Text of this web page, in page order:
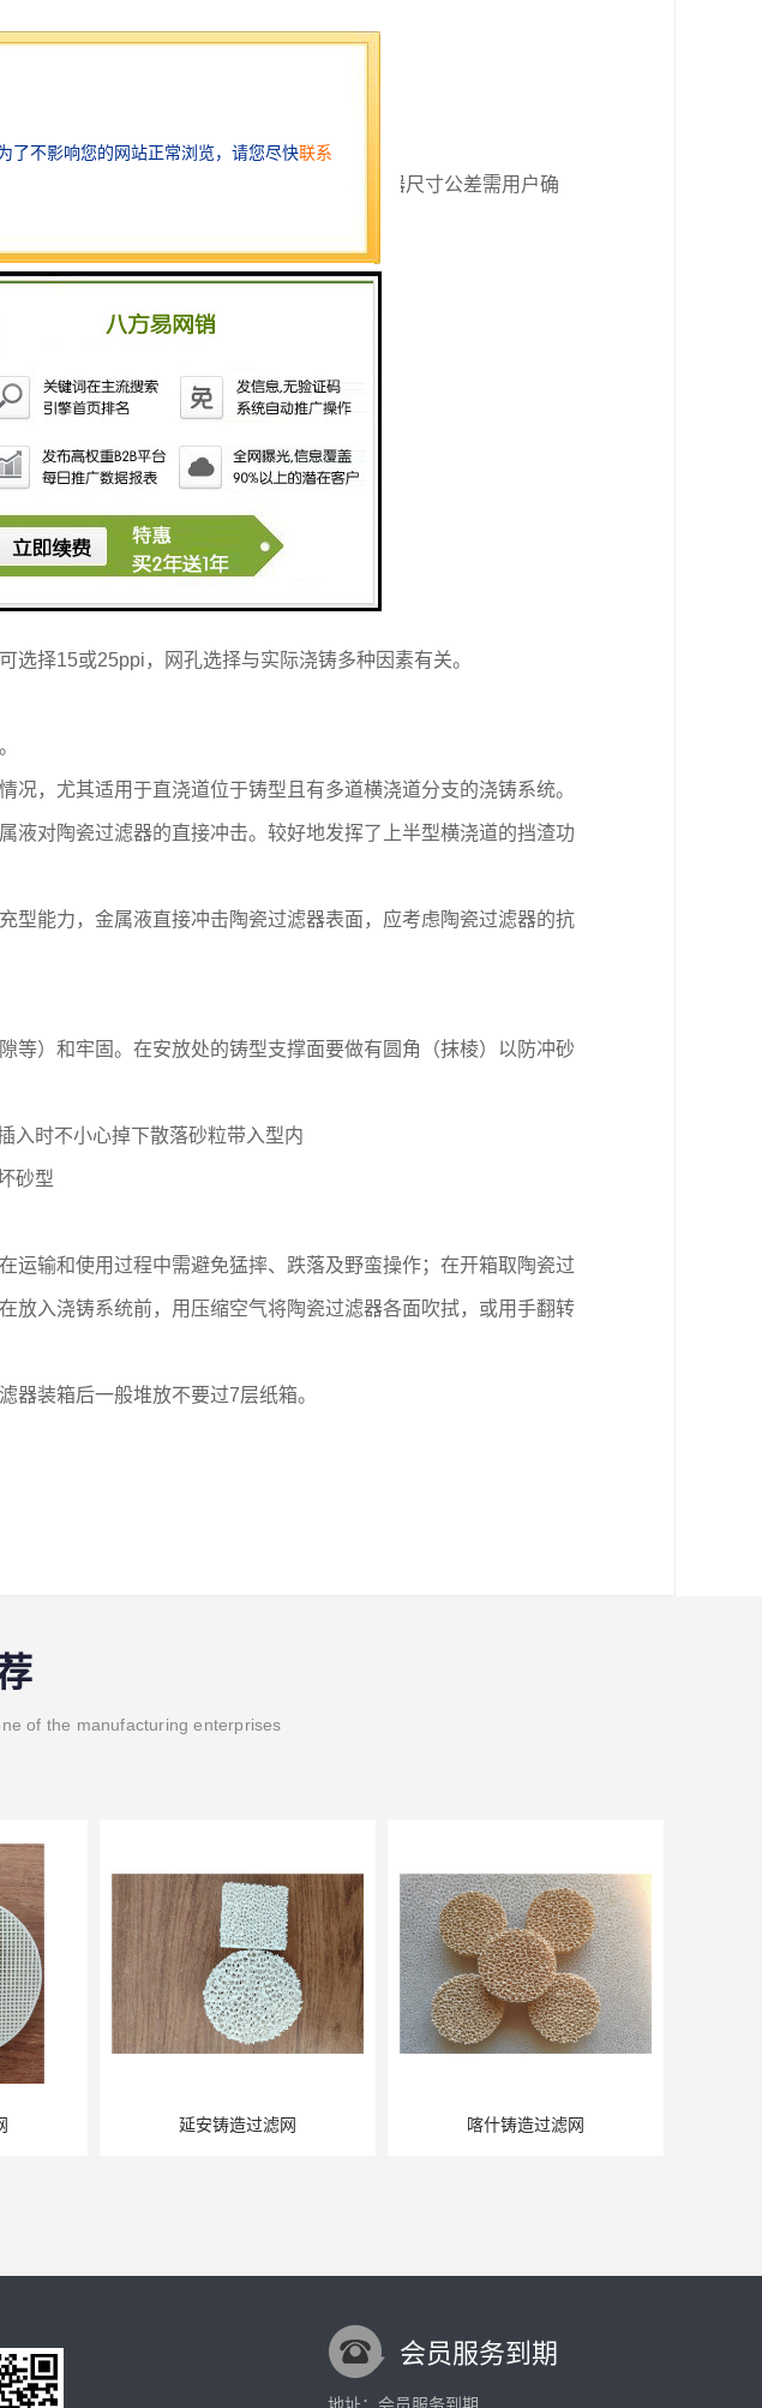
置过滤器的底座或卡槽尺寸也存在公差，过滤器尺寸公差需用户确
的要求
选择15或25ppi ，网孔选择与实际浇铸多种因素有关。
况，尤其适用于直浇道位于铸型且有多道横浇道分支的浇铸系统。
液对陶瓷过滤器的直接冲击。较好地发挥了上半型横浇道的挡渣功
型能力，金属液直接冲击陶瓷过滤器表面，应考虑陶瓷过滤器的抗
等）和牢固。在安放处的铸型支撑面要做有圆角（抹棱）以防冲砂
入时不小心掉下散落砂粒带入型内
砂型
运输和使用过程中需避免猛摔、跌落及野蛮操作；在开箱取陶瓷过
放入浇铸系统前，用压缩空气将陶瓷过滤器各面吹拭，或用手翻转
器装箱后一般堆放不要过7层纸箱。
of the manufacturing enterprises
延安铸造过滤网 喀什铸造过滤网
会员服务到期